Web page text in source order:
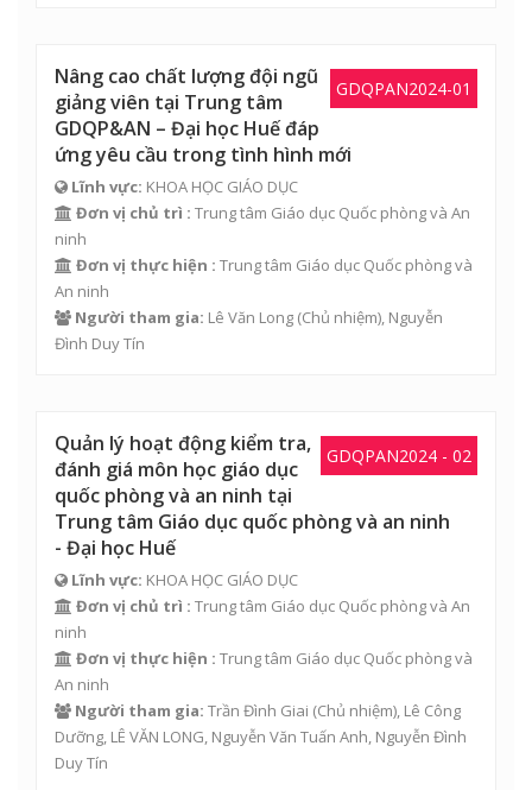
GDQPAN2024-01
Nâng cao chất lượng đội ngũ
giảng viên tại Trung tâm
GDQP&AN – Đại học Huế đáp
ứng yêu cầu trong tình hình mới
Lĩnh vực: KHOA HỌC GIÁO DỤC
Đơn vị chủ trì : Trung tâm Giáo dục Quốc phòng và An
ninh
Đơn vị thực hiện : Trung tâm Giáo dục Quốc phòng và
An ninh
Người tham gia: Lê Văn Long (Chủ nhiệm), Nguyễn
Đình Duy Tín
GDQPAN2024 - 02
Quản lý hoạt động kiểm tra,
đánh giá môn học giáo dục
quốc phòng và an ninh tại
Trung tâm Giáo dục quốc phòng và an ninh
- Đại học Huế
Lĩnh vực: KHOA HỌC GIÁO DỤC
Đơn vị chủ trì : Trung tâm Giáo dục Quốc phòng và An
ninh
Đơn vị thực hiện : Trung tâm Giáo dục Quốc phòng và
An ninh
Người tham gia: Trần Đình Giai (Chủ nhiệm), Lê Công
Dưỡng, LÊ VĂN LONG, Nguyễn Văn Tuấn Anh, Nguyễn Đình
Duy Tín